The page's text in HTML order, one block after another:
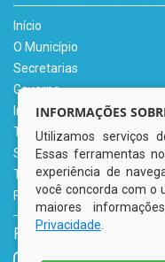
Início
O Município
Secretarias
Governo
Informe-se
Transparência
Serviços Digitais
Tributário
Fale Conosco
REDES SOCIAIS
INFORMAÇÕES
Utilizamos serviços
Essas ferramentas
experiência de
você concorda com o
maiores
Privacidade